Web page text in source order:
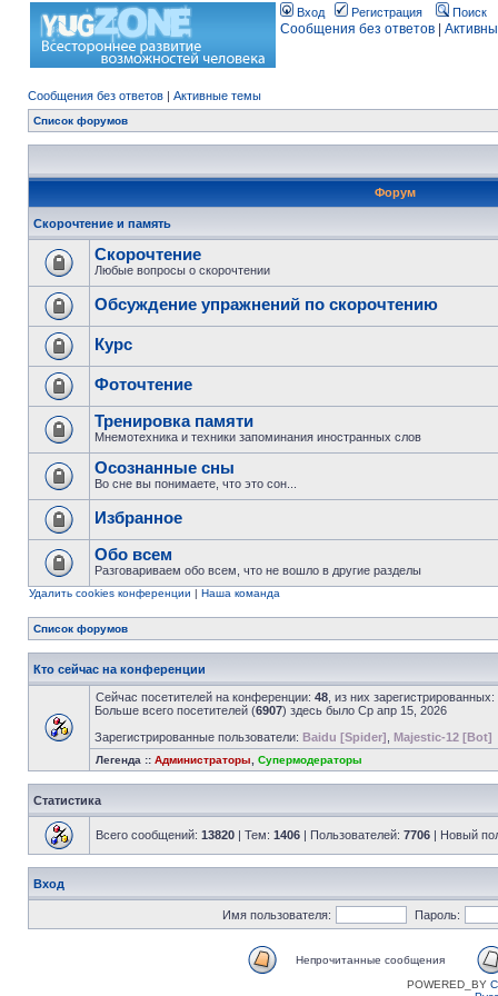
Вход Регистрация Поиск
Сообщения без ответов
Сообщения без ответов | Активные темы
Список форумов
Форум
Скорочтение и память
Скорочтение
Любые вопросы о скорочтении
Обсуждение упражнений по скорочтению
Курс
Фоточтение
Тренировка памяти
Мнемотехника и техники запоминания иностранных слов
Осознанные сны
Во сне вы понимаете, что это сон...
Избранное
Обо всем
Разговариваем обо всем, что не вошло в другие разделы
Удалить cookies конференции | Наша команда
Список форумов
Кто сейчас на конференции
Сейчас посетителей на конференции: 48 , из них
Больше всего посетителей (6907) здесь было Ср апр 15, 2026
Зарегистрированные пользователи: Baidu [Spider] Majestic-12 [Bot]
Легенда :: Администраторы Супермодераторы
Статистика
Всего сообщений: 13820 | Тем: 1406 | Пользователей: 7706 | Новый
Вход
Имя пользователя: Пароль:
Непрочитанные сообщения
POWERED_BY